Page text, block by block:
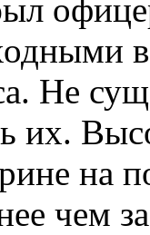
Не
их.
на
чем